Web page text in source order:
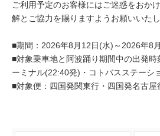
ご利用予定のお客様にはご迷惑をおか
解とご協力を賜りますようお願いいたし
■期間：2026年8月12日(水)～2026年8
■対象乗車地と阿波踊り期間中の出発時
ーミナル(22:40発)・コトバスステーシ
■対象便：四国発関東行・四国発名古屋